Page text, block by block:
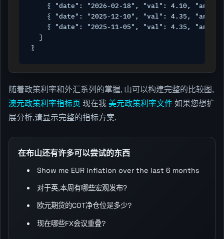
{ "date": "2026-02-18", "val": 4.10,
{ "date": "2025-12-10", "val": 4.35,
{ "date": "2025-11-05", "val": 4.35,
  ]
}
随着政策利率和外汇系列的掌握, 山可以构建完整的比较图,
澳元政策利率指标页 现在我美元政策利率文件如果您想扩
展分析,请显示完整的指标方案.
在布山还有许多可以尝试的东西
Show me EUR inflation over the last 6 months
对于英,本周有哪些宏观发布?
欧元期货的COT净仓位是多少?
现在哪些FX会议重叠?